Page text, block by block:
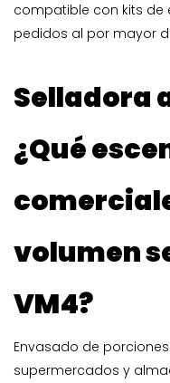
compatible con kits de
pedidos al por mayor
Selladora
¿Qué
volumen
VM4?
Envasado de
supermercados y